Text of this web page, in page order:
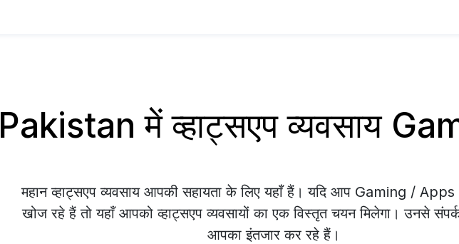
Pakistan में व्हाट्सएप व्यवसाय
महान व्हाट्सएप व्यवसाय आपकी सहायता के लिए यहाँ हैं। यदि आप Gaming /
खोज रहे हैं तो यहाँ आपको व्हाट्सएप व्यवसायों का एक विस्तृत चयन मिलेगा। उनसे
आपका इंतजार कर रहे हैं।